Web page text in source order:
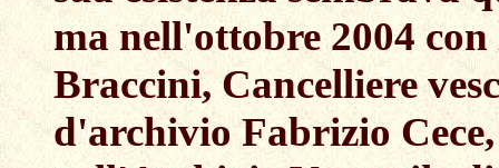
ma nell'ottobre 2004
Braccini, Cancelliere
d'archivio Fabrizio